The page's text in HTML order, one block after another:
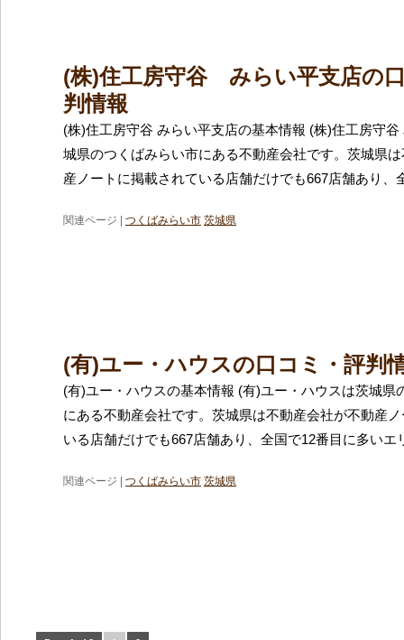
(株)住工房守谷 みらい平支店の
判情報
(株)住工房守谷 みらい平支店の基本情報 (株)住工房守
城県のつくばみらい市にある不動産会社です。茨城県
産ノートに掲載されている店舗だけでも667店舗あり、
関連ページ | つくばみらい市 茨城県
(有)ユー・ハウスの口コミ・評判
(有)ユー・ハウスの基本情報 (有)ユー・ハウスは茨城県
にある不動産会社です。茨城県は不動産会社が不動産
いる店舗だけでも667店舗あり、全国で12番目に多いエ
関連ページ | つくばみらい市 茨城県